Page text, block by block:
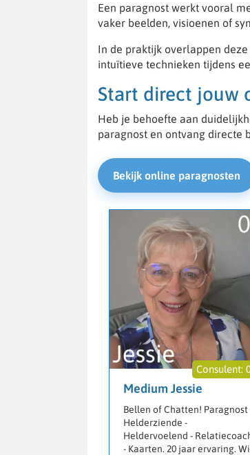
Een paragnost werkt vooral
vaker beelden, visioenen of
In de praktijk overlappen
intuïtieve technieken tijdens
Start direct jouw
Heb je behoefte aan
paragnost en ontvang directe
Bekijk online paragnosten
Medium Jessie
Bellen of Chatten! Paragnost
Helderziende -
Heldervoelend -
- Kaarten. 20 jaar ervaring.